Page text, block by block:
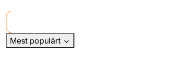
Mest populärt